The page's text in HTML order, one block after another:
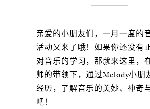
亲爱的小朋友们，一月一度的
活动又来了哦！如果你还没有
对音乐的学习，那就来这里，
师的带领下，通过Melody小朋
经历，了解音乐的美妙、神奇
吧！